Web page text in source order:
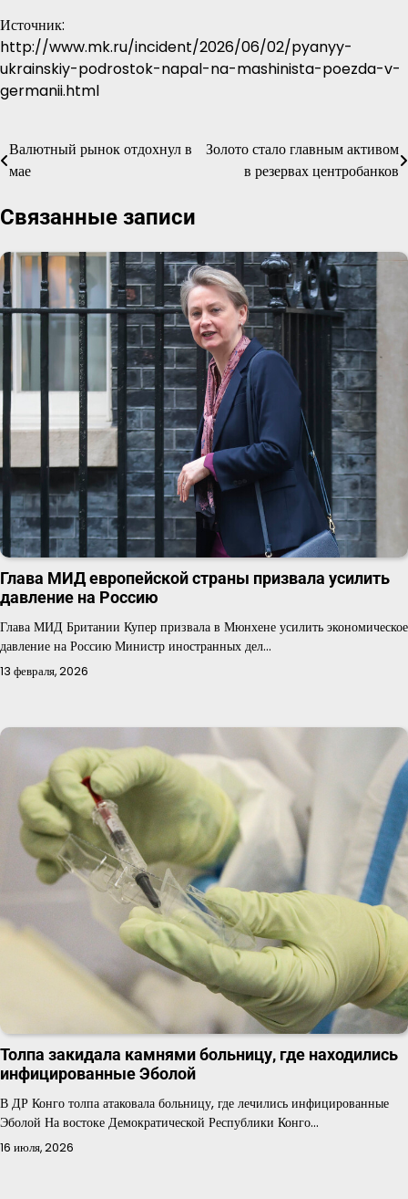
Источник:
http://www.mk.ru/incident/2026/06/02/pyanyy-
ukrainskiy-podrostok-napal-na-mashinista-poezda-v-
germanii.html
Навигация
записям
Валютный рынок отдохнул в
мае
Золото стало главным активом
в резервах центробанков
Связанные записи
Глава МИД европейской страны призвала усилить
давление на Россию
Глава МИД Британии Купер призвала в Мюнхене усилить экономическое
давление на Россию Министр иностранных дел…
13 февраля, 2026
Толпа закидала камнями больницу, где находились
инфицированные Эболой
В ДР Конго толпа атаковала больницу, где лечились инфицированные
Эболой На востоке Демократической Республики Конго…
16 июля, 2026